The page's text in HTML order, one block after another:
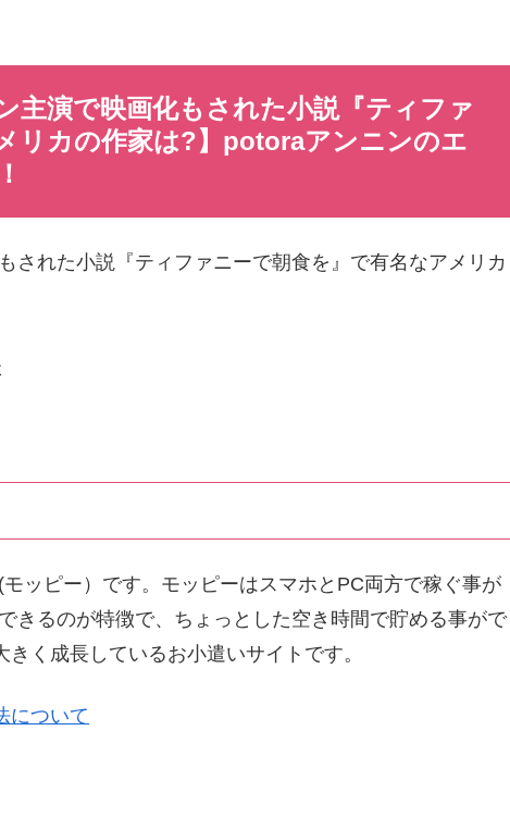
主演で映画化もされた小説『ティファ
リカの作家は?】potoraアンニンのエ
された小説『ティファニーで朝食を』で有名なアメリカ
ッピー）です。モッピーはスマホとPC両方で稼ぐ事が
きるのが特徴で、ちょっとした空き時間で貯める事がで
く成長しているお小遣いサイトです。
について